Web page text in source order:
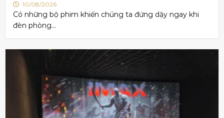
10/08/2026
Có những bộ phim khiến chúng ta đứng dậy ngay khi
đèn phòng...